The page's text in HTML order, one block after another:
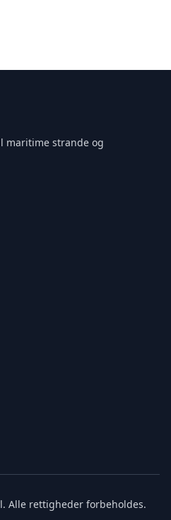
maritime strande og
Alle rettigheder forbeholdes.